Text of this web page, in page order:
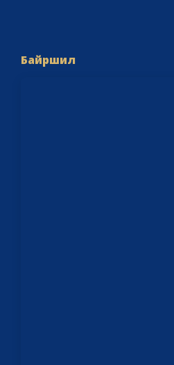
Байршил